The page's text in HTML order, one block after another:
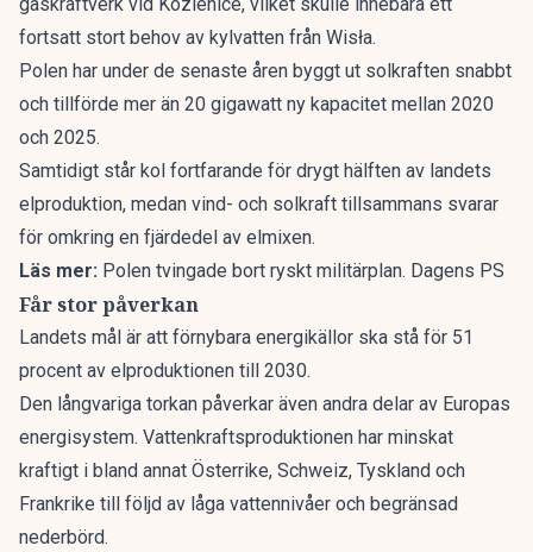
fortsatt stort behov av kylvatten från Wisła.
Polen har under de senaste åren byggt ut solkraften snabbt
och tillförde mer än 20 gigawatt ny kapacitet mellan 2020
och 2025.
Samtidigt står kol fortfarande för drygt hälften av landets
elproduktion, medan vind- och solkraft tillsammans svarar
för omkring en fjärdedel av elmixen.
Läs mer: Polen tvingade bort ryskt militärplan. Dagens PS
Får stor påverkan
Landets mål är att förnybara energikällor ska stå för 51
procent av elproduktionen till 2030.
Den långvariga torkan påverkar även andra delar av Europas
energisystem. Vattenkraftsproduktionen har minskat
kraftigt i bland annat Österrike, Schweiz, Tyskland och
Frankrike till följd av låga vattennivåer och begränsad
nederbörd.